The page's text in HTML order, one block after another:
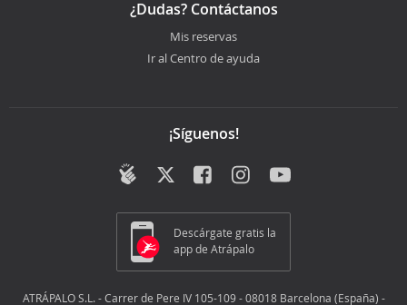
¿Dudas? Contáctanos
Mis reservas
Ir al Centro de ayuda
¡Síguenos!
Descárgate gratis la
app de Atrápalo
ATRÁPALO S.L. - Carrer de Pere IV 105-109 - 08018 Barcelona (España) -